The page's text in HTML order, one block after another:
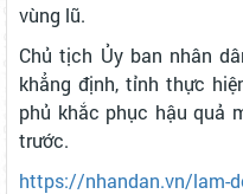
vùng lũ.
Chủ tịch Ủy ban nhân
khẳng định, tỉnh thực
phủ khắc phục hậu quả
trước.
https://nhandan.vn/lam-